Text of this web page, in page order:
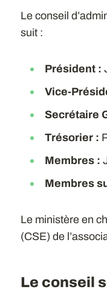
Le conseil
suit :
Président :
Vice-
Secrétaire
Trésorier :
Membres :
Membres
Le ministère en
(CSE) de
Le conseil